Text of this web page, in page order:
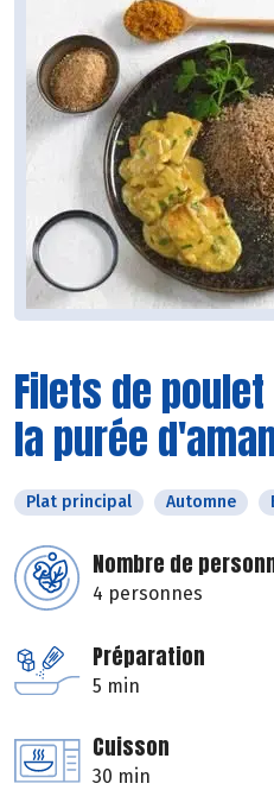
Filets de
la purée
Plat principal Automne
Nombre de
4 personnes
Préparation
5 min
Cuisson
30 min